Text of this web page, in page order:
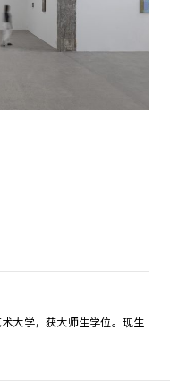
大学，获大师生学位。现生